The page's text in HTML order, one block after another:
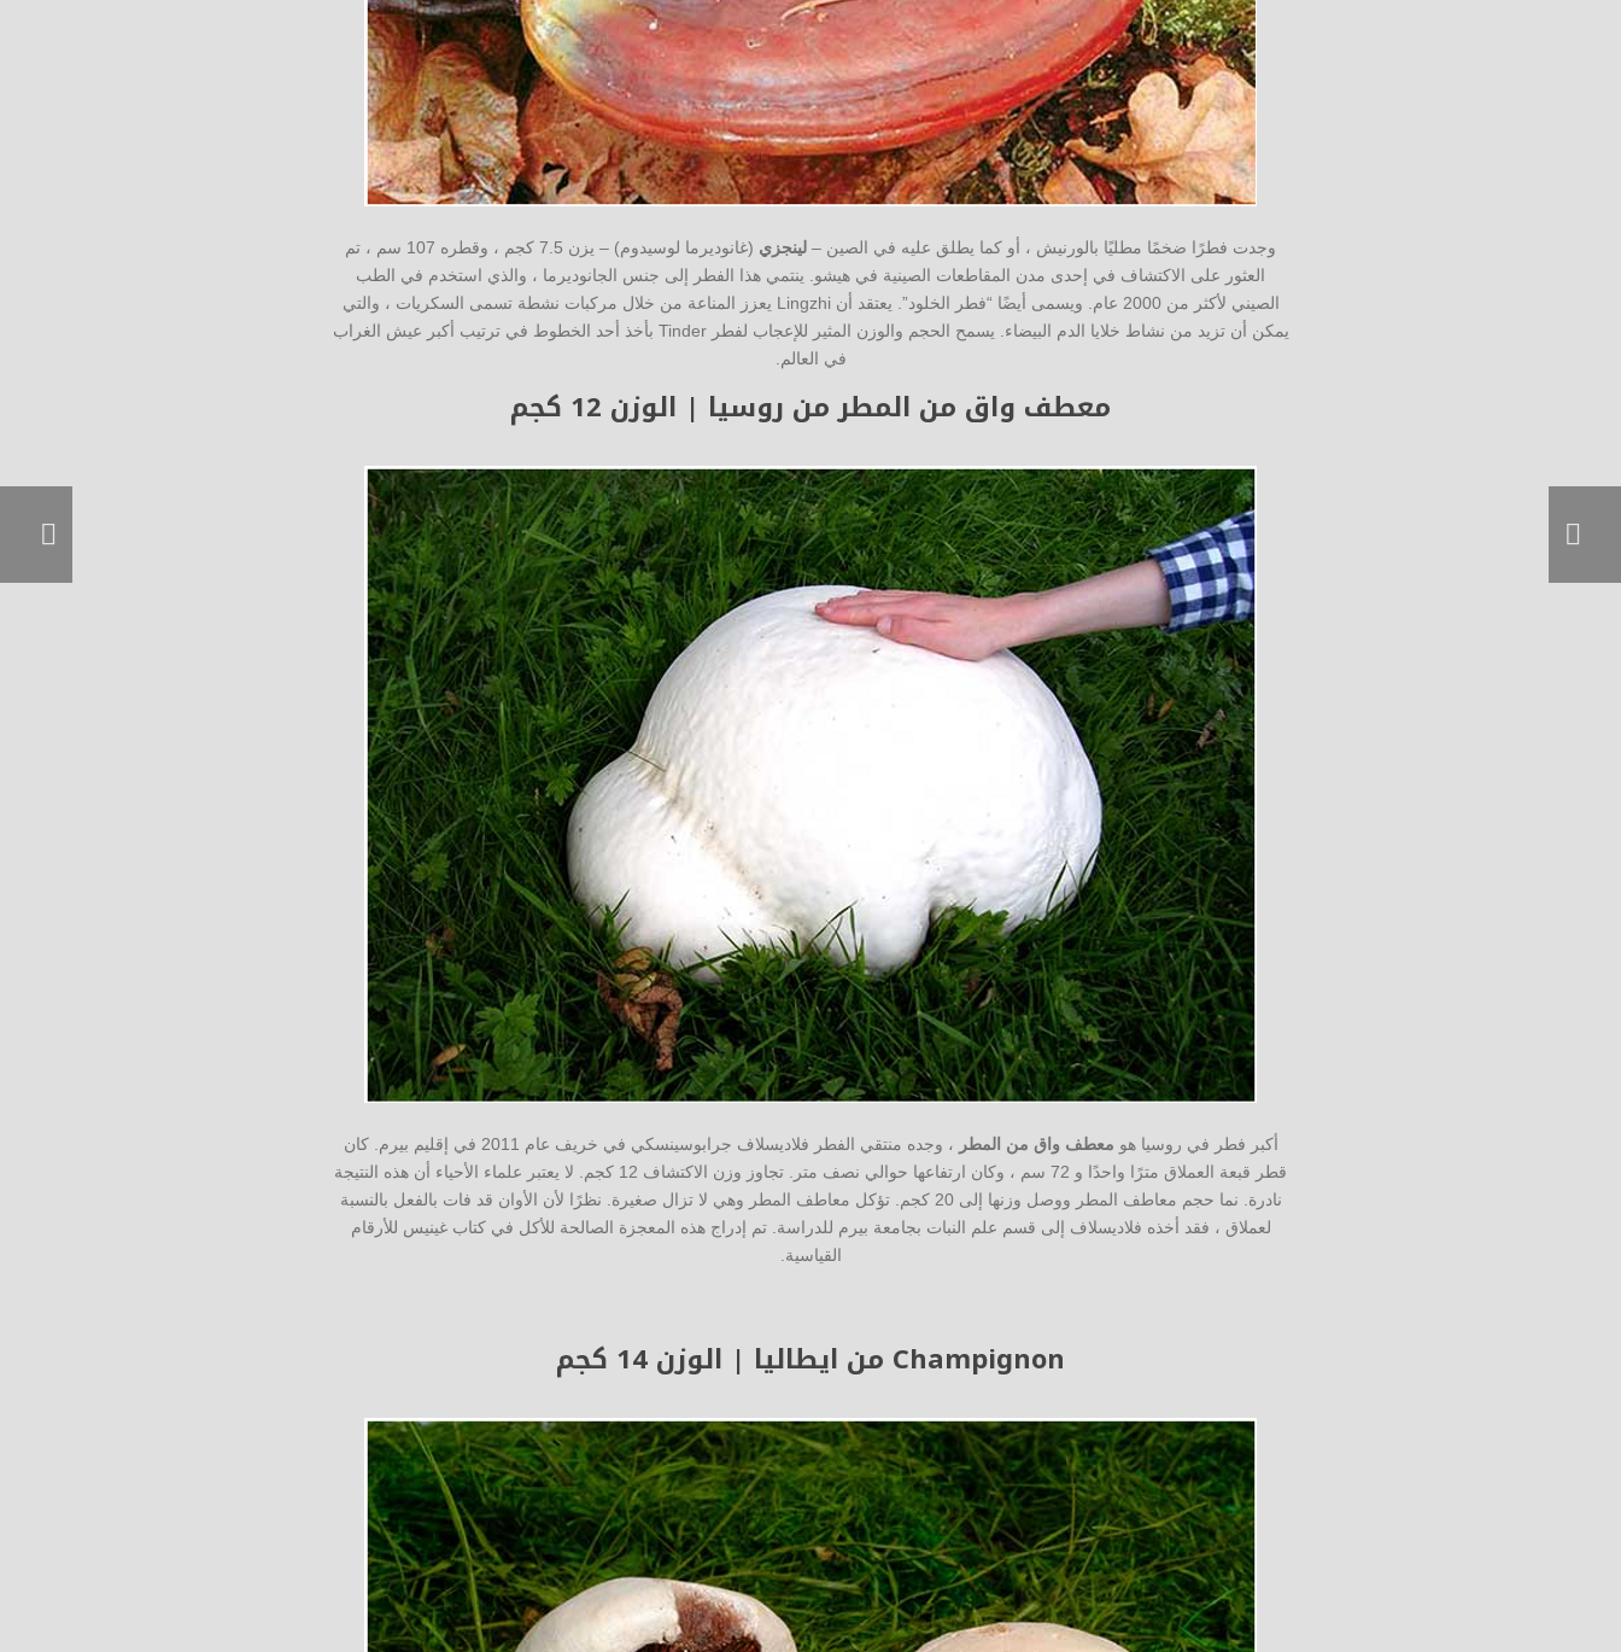
وجدت فطرًا ضخمًا مطليًا بالورنيش ، أو كما يطلق عليه في الصين – لينجزي
(غانوديرما لوسيدوم) – يزن 7.5 كجم ، وقطره 107 سم ، تم
العثور على الاكتشاف في إحدى مدن المقاطعات الصينية في هيشو. ينتمي هذا الفطر إلى جنس الجانوديرما ، والذي استخدم في الطب
الصيني لأكثر من 2000 عام. ويسمى أيضًا “فطر الخلود”. يعتقد أن Lingzhi يعزز المناعة من خلال مركبات نشطة تسمى السكريات ، والتي
يمكن أن تزيد من نشاط خلايا الدم البيضاء. يسمح الحجم والوزن المثير للإعجاب لفطر Tinder بأخذ أحد الخطوط في ترتيب أكبر عيش الغراب
في العالم.
معطف واق من المطر من روسيا | الوزن 12 كجم
أكبر فطر في روسيا هو معطف واق من المطر
، وجده منتقي الفطر فلاديسلاف جرابوسينسكي في خريف عام 2011 في إقليم بيرم. كان
قطر قبعة العملاق مترًا واحدًا و 72 سم ، وكان ارتفاعها حوالي نصف متر. تجاوز وزن الاكتشاف 12 كجم. لا يعتبر علماء الأحياء أن هذه النتيجة
نادرة. نما حجم معاطف المطر ووصل وزنها إلى 20 كجم. تؤكل معاطف المطر وهي لا تزال صغيرة. نظرًا لأن الأوان قد فات بالفعل بالنسبة
لعملاق ، فقد أخذه فلاديسلاف إلى قسم علم النبات بجامعة بيرم للدراسة. تم إدراج هذه المعجزة الصالحة للأكل في كتاب غينيس للأرقام
القياسية.
Champignon من ايطاليا | الوزن 14 كجم